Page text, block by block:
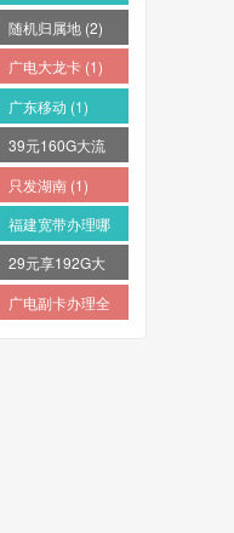
随机归属地 (2)
广电大龙卡 (1)
广东移动 (1)
39元160G大流
量电话卡 (1)
只发湖南 (1)
福建宽带办理哪
个最便宜 (1)
29元享192G大
流量 (1)
广电副卡办理全